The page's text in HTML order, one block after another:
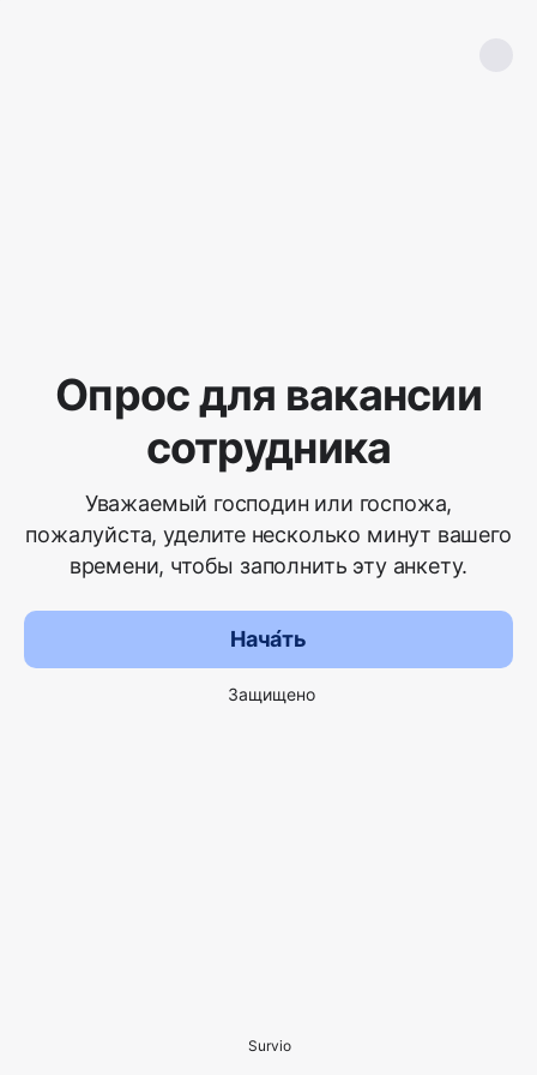
Опрос для вакансии
сотрудника
Уважаемый господин или госпожа,
пожалуйста, уделите несколько минут вашего
времени, чтобы заполнить эту анкету.
Нача́ть
Защищено
Survio